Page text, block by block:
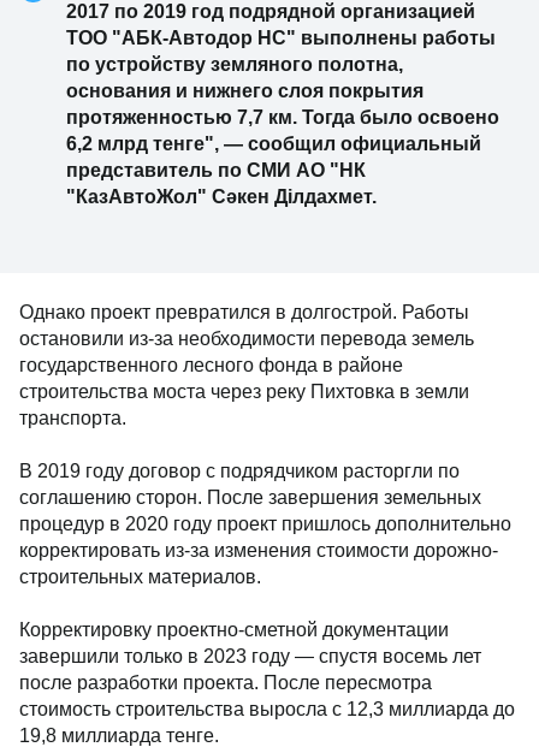
2017 по 2019 год подрядной организацией
ТОО "АБК-Автодор НС" выполнены работы
по устройству земляного полотна,
основания и нижнего слоя покрытия
протяженностью 7,7 км. Тогда было освоено
6,2 млрд тенге", — сообщил официальный
представитель по СМИ АО "НК
"КазАвтоЖол" Сәкен Ділдахмет.
Однако проект превратился в долгострой. Работы
остановили из-за необходимости перевода земель
государственного лесного фонда в районе
строительства моста через реку Пихтовка в земли
транспорта.
В 2019 году договор с подрядчиком расторгли по
соглашению сторон. После завершения земельных
процедур в 2020 году проект пришлось дополнительно
корректировать из-за изменения стоимости дорожно-
строительных материалов.
Корректировку проектно-сметной документации
завершили только в 2023 году — спустя восемь лет
после разработки проекта. После пересмотра
стоимость строительства выросла с 12,3 миллиарда до
19,8 миллиарда тенге.